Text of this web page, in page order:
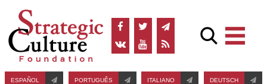
ESPAÑOL PORTUGUÊS ITALIANO DEUTSCH